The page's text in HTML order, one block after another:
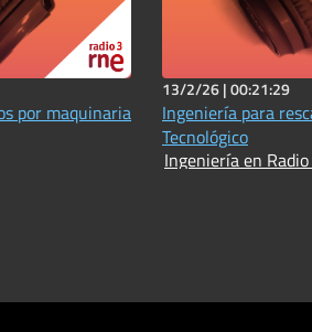
por maquinaria
13/2/26 |00:21:29
Ingeniería para
Tecnológico
Ingeniería en